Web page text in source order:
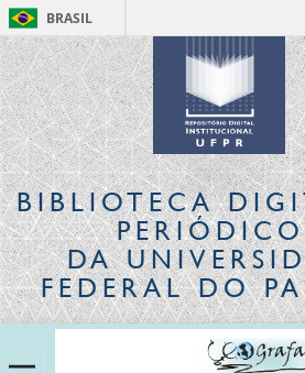
BRASIL
BIBLIOTECA
DA
FEDERAL DO